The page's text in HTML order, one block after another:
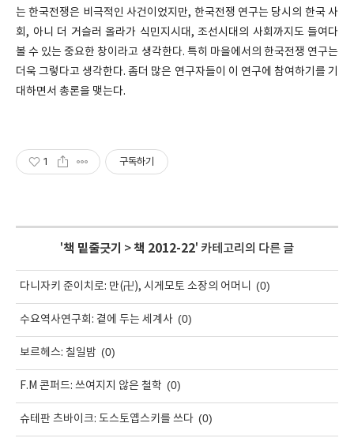
는 한국전쟁은 비극적인 사건이었지만, 한국전쟁 연구는 당시의 한국 사
회 , 아니 더 거슬러 올라가 식민지시대, 조선시대의 사회까지도 들여다
볼 수 있는 중요한 창이라고 생각한다. 특히 마을에서의 한국전쟁 연구는
더욱 그렇다고 생각한다.좀더 많은 연구자들이 이 연구에 참여하기를 기
대하면서 총론을 맺는다.
1 구독하기
'책 밑줄긋기 >책 2012-22' 카테고리의 다른 글
다니자키 준이치로: 만(卍), 시게모토 소장의 어머니 (0)
수요역사연구회: 곁에 두는 세계사 (0)
보르헤스: 칠일밤 (0)
F.M 콘퍼드: 쓰여지지 않은 철학 (0)
슈테판 츠바이크: 도스토옙스키를 쓰다 (0)